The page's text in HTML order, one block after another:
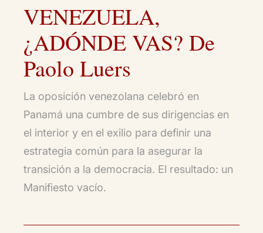
VENEZUELA,
¿ADÓNDE VAS? De
Paolo Luers
La oposición venezolana celebró en
Panamá una cumbre de sus dirigencias en
el interior y en el exilio para definir una
estrategia común para la asegurar la
transición a la democracia. El resultado: un
Manifiesto vacío.